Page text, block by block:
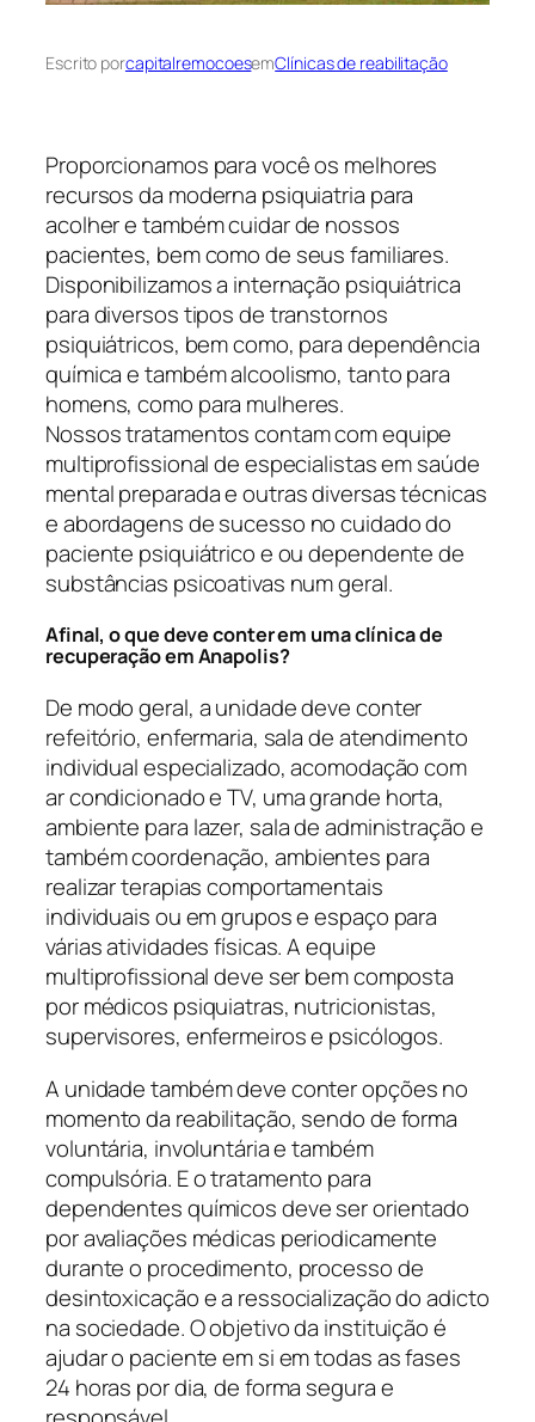
Escrito porcapitalremocoesemClínicas de reabilitação
Proporcionamos para você os melhores
recursos da moderna psiquiatria para
acolher e também cuidar de nossos
pacientes, bem como de seus familiares.
Disponibilizamos a internação psiquiátrica
para diversos tipos de transtornos
psiquiátricos, bem como, para dependência
química e também alcoolismo, tanto para
homens, como para mulheres.
Nossos tratamentos contam com equipe
multiprofissional de especialistas em saúde
mental preparada e outras diversas técnicas
e abordagens de sucesso no cuidado do
paciente psiquiátrico e ou dependente de
substâncias psicoativas num geral.
Afinal, o que deve conter em uma clínica de
recuperação em Anapolis?
De modo geral, a unidade deve conter
refeitório, enfermaria, sala de atendimento
individual especializado, acomodação com
ar condicionado e TV, uma grande horta,
ambiente para lazer, sala de administração e
também coordenação, ambientes para
realizar terapias comportamentais
individuais ou em grupos e espaço para
várias atividades físicas. A equipe
multiprofissional deve ser bem composta
por médicos psiquiatras, nutricionistas,
supervisores, enfermeiros e psicólogos.
A unidade também deve conter opções no
momento da reabilitação, sendo de forma
voluntária, involuntária e também
compulsória. E o tratamento para
dependentes químicos deve ser orientado
por avaliações médicas periodicamente
durante o procedimento, processo de
desintoxicação e a ressocialização do adicto
na sociedade. O objetivo da instituição é
ajudar o paciente em si em todas as fases
24 horas por dia, de forma segura e